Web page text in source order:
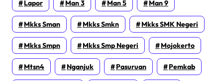
Lapor Man 3 Man 5 Man 9
Mkks Sman Mkks Smkn Mkks SMK Negeri
Mkks Smpn Mkks Smp Negeri Mojokerto
Mtsn4 Nganjuk Pasuruan Pemkab